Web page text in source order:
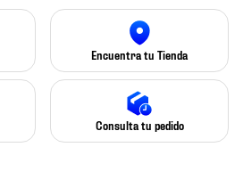
Encuentra tu Tienda
Consulta tu pedido